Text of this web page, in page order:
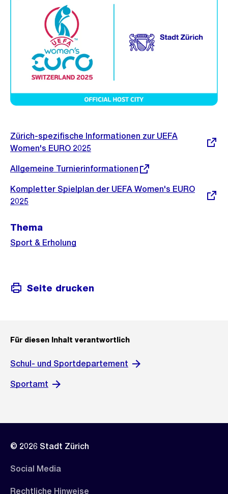
Weitere
Informationen
Externer
Link:
Zürich-spezifische Informationen zur UEFA
Women's EURO 2025
Externer
Allgemeine Turnierinformationen
Externer
Link:
Kompletter Spielplan der UEFA Women's EURO
2025
Thema
Sport & Erholung
Seite drucken
Für diesen Inhalt verantwortlich
Schul- und Sportdepartement
Sportamt
© 2026 Stadt Zürich
Social Media
Rechtliche Hinweise